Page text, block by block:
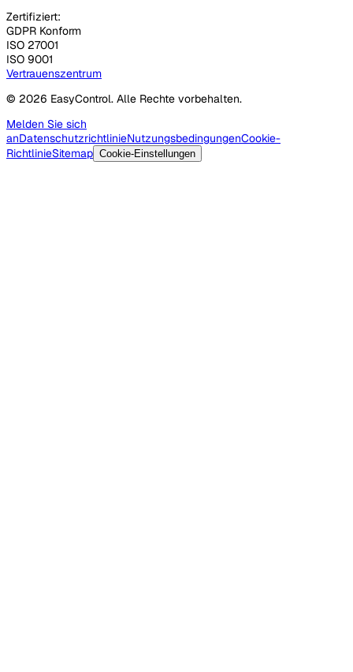
Zertifiziert:
GDPR Konform
ISO 27001
ISO 9001
Vertrauenszentrum
© 2026 EasyControl. Alle Rechte vorbehalten.
Melden Sie sich
anDatenschutzrichtlinieNutzungsbedingungenCookie-
RichtlinieSitemap Cookie-Einstellungen